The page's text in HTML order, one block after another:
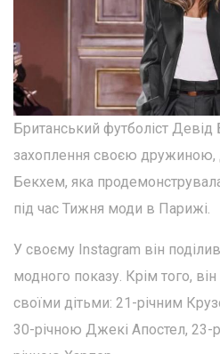
Британський футболіст
захоплення своєю дружиною,
Бекхем, яка
під час Тижня моди в Парижі.
У своєму Instagram він
модного показу. Крім того, він
своїми дітьми: 21-річним
30-річною Джекі Апостел, 23-